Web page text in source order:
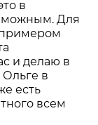
в
Для
и делаю в
в
есть
всем